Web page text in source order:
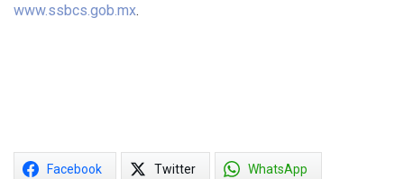
www.ssbcs.gob.mx.
Facebook Twitter WhatsApp